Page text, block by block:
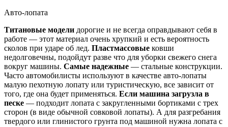
Авто-лопата
Титановые модели дорогие и не всегда оправдывают себя в
работе — этот материал очень хрупкий и есть вероятность
сколов при ударе об лед. Пластмассовые ковши
недолговечны, подойдут разве что для уборки свежего снега
вокруг машины. Самые надежные — стальные конструкции.
Часто автомобилисты используют в качестве авто-лопаты
малую пехотную лопату или туристическую, все зависит от
того, где она будет применяться. Если машина загрузла в
песке — подходит лопата с закругленными бортиками с трех
сторон (в виде обычной совковой лопаты). А для разгребания
твердого или глинистого грунта под машиной нужна лопата с